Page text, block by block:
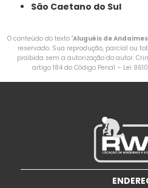
São Caetano do Sul
O conteúdo do texto "Aluguéis de
reservado. Sua reprodução, parcial ou
proibida sem a autorização do autor.
artigo 184 do Código Penal – Lei